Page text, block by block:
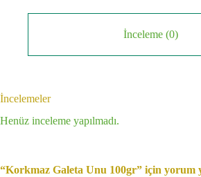
İnceleme (0)
İncelemeler
Henüz inceleme yapılmadı.
“Korkmaz Galeta Unu 100gr” için yorum